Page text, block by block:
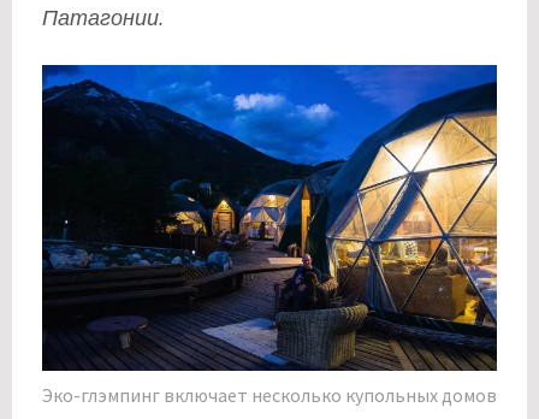
Патагонии.
Эко-глэмпинг включает несколько купольных домов